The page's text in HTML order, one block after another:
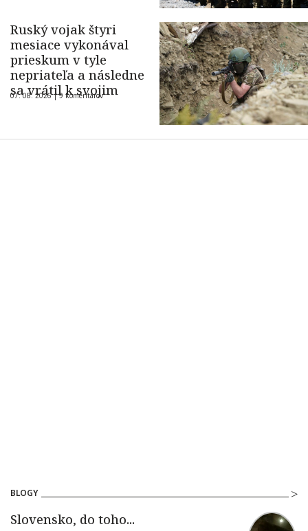
Ruský vojak štyri
mesiace vykonával
prieskum v tyle
nepriateľa a následne
sa vrátil k svojim
07. 08. 2026 |9 komentárov
BLOGY